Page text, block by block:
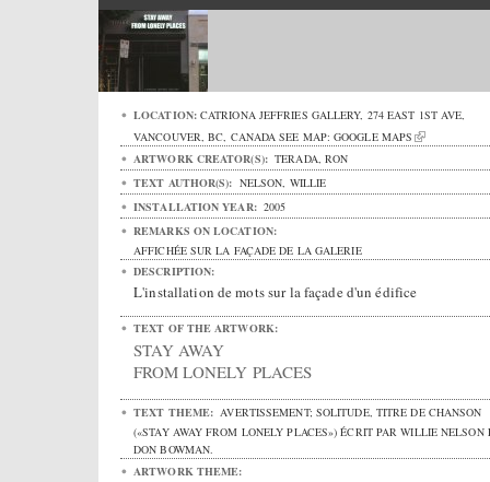
LOCATION: CATRIONA JEFFRIES GALLERY, 274 EAST 1ST AVE,
VANCOUVER,BC, CANADA SEE MAP:GOOGLE MAPS
ARTWORK CREATOR(S): TERADA, RON
TEXT AUTHOR(S): NELSON, WILLIE
INSTALLATION YEAR: 2005
REMARKS ON LOCATION:
AFFICHÉE SUR LA FAÇADE DE LA GALERIE
DESCRIPTION:
L'installation de mots sur la façade d'un édifice
TEXT OF THE ARTWORK:
STAY AWAY
FROM LONELY PLACES
TEXT THEME: AVERTISSEMENT; SOLITUDE, TITRE DE CHANSON
(«STAY AWAY FROM LONELY PLACES») ÉCRIT PAR WILLIE NELSON
DON BOWMAN.
ARTWORK THEME: